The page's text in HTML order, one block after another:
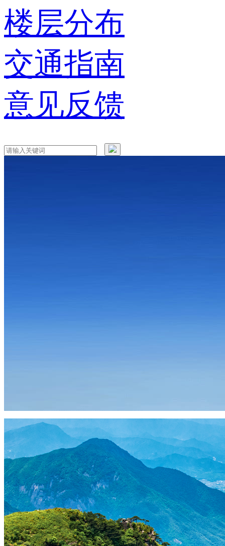
楼层分布
交通指南
意见反馈